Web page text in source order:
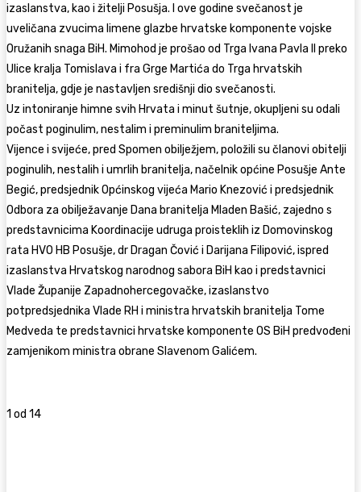
izaslanstva, kao i žitelji Posušja. I ove godine svečanost je
uveličana zvucima limene glazbe hrvatske komponente vojske
Oružanih snaga BiH. Mimohod je prošao od Trga Ivana Pavla II preko
Ulice kralja Tomislava i fra Grge Martića do Trga hrvatskih
branitelja, gdje je nastavljen središnji dio svečanosti.
Uz intoniranje himne svih Hrvata i minut šutnje, okupljeni su odali
počast poginulim, nestalim i preminulim braniteljima.
Vijence i svijeće, pred Spomen obilježjem, položili su članovi obitelji
poginulih, nestalih i umrlih branitelja, načelnik općine Posušje Ante
Begić, predsjednik Općinskog vijeća Mario Knezović i predsjednik
Odbora za obilježavanje Dana branitelja Mladen Bašić, zajedno s
predstavnicima Koordinacije udruga proisteklih iz Domovinskog
rata HVO HB Posušje, dr Dragan Čović i Darijana Filipović, ispred
izaslanstva Hrvatskog narodnog sabora BiH kao i predstavnici
Vlade Županije Zapadnohercegovačke, izaslanstvo
potpredsjednika Vlade RH i ministra hrvatskih branitelja Tome
Medveda te predstavnici hrvatske komponente OS BiH predvođeni
zamjenikom ministra obrane Slavenom Galićem.
1 od 14